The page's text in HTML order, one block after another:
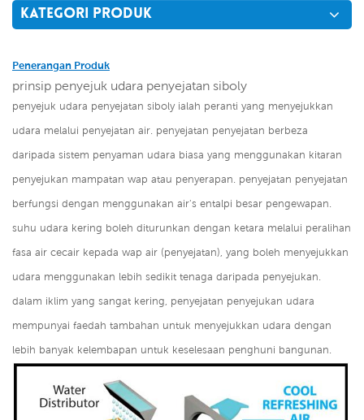
KATEGORI PRODUK
Penerangan Produk
prinsip penyejuk udara penyejatan siboly
penyejuk udara penyejatan siboly ialah peranti yang menyejukkan
udara melalui penyejatan air. penyejatan penyejatan berbeza
daripada sistem penyaman udara biasa yang menggunakan kitaran
penyejukan mampatan wap atau penyerapan. penyejatan penyejatan
berfungsi dengan menggunakan air's entalpi besar pengewapan.
suhu udara kering boleh diturunkan dengan ketara melalui peralihan
fasa air cecair kepada wap air (penyejatan), yang boleh menyejukkan
udara menggunakan lebih sedikit tenaga daripada penyejukan.
dalam iklim yang sangat kering, penyejatan penyejukan udara
mempunyai faedah tambahan untuk menyejukkan udara dengan
lebih banyak kelembapan untuk keselesaan penghuni bangunan.